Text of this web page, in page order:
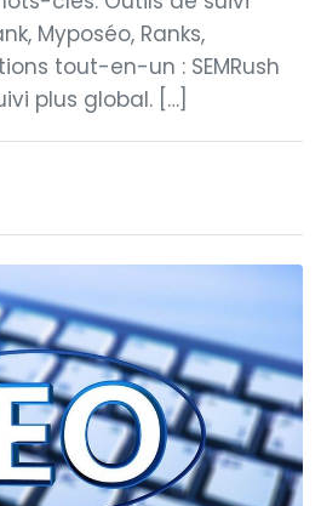
Myposéo, Ranks,
tout-en-un : SEMRush
plus global. […]